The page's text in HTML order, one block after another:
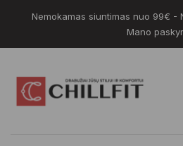
Nemokamas siuntimas nuo 99€ -
Mano